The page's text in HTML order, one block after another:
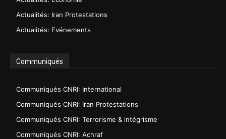
Actualités: Iran Protestations
Actualités: Evénements
Communiqués
Communiqués CNRI: International
Communiqués CNRI: Iran Protestations
Communiqués CNRI: Terrorisme & intégrisme
Communiqués CNRI: Achraf